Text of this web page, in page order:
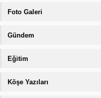
Foto Galeri
Gündem
Eğitim
Köşe Yazıları